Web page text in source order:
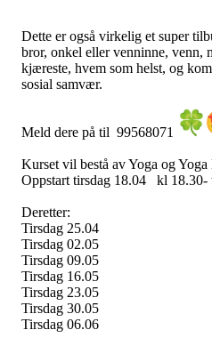
Dette er også virkelig et super
bror, onkel eller venninne, venn,
kjæreste, hvem som helst, og
sosial samvær.
Meld dere på til 99568071
Kurset vil bestå av Yoga og Yoga
Oppstart tirsdag 18.04 kl 18.30-
Deretter:
Tirsdag 25.04
Tirsdag 02.05
Tirsdag 09.05
Tirsdag 16.05
Tirsdag 23.05
Tirsdag 30.05
Tirsdag 06.06